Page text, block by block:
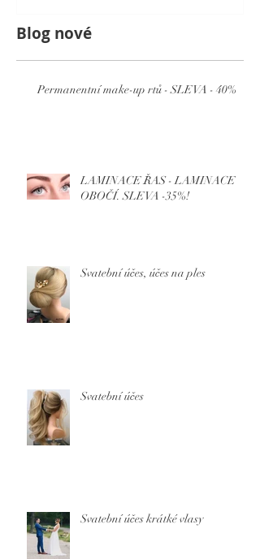
Blog nové
Permanentní make-up rtů - SLEVA - 40%
LAMINACE ŘAS - LAMINACE
OBOČÍ. SLEVA -35%!
Svatební účes, účes na ples
Svatební účes
Svatební účes krátké vlasy